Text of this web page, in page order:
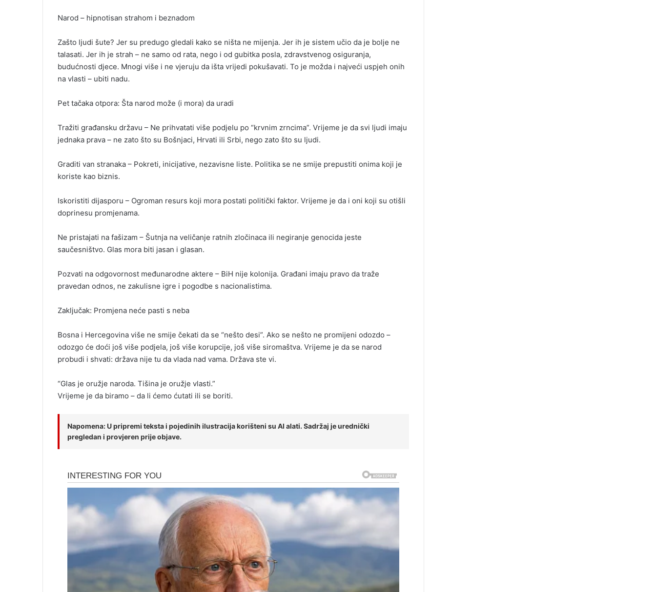
Narod – hipnotisan strahom i beznadom
Zašto ljudi šute? Jer su predugo gledali kako se ništa ne mijenja. Jer ih je sistem učio da je bolje ne
talasati. Jer ih je strah – ne samo od rata, nego i od gubitka posla, zdravstvenog osiguranja,
budućnosti djece. Mnogi više i ne vjeruju da išta vrijedi pokušavati. To je možda i najveći uspjeh onih
na vlasti – ubiti nadu.
Pet tačaka otpora: Šta narod može (i mora) da uradi
Tražiti građansku državu – Ne prihvatati više podjelu po “krvnim zrncima”. Vrijeme je da svi ljudi imaju
jednaka prava – ne zato što su Bošnjaci, Hrvati ili Srbi, nego zato što su ljudi.
Graditi van stranaka – Pokreti, inicijative, nezavisne liste. Politika se ne smije prepustiti onima koji je
koriste kao biznis.
Iskoristiti dijasporu – Ogroman resurs koji mora postati politički faktor. Vrijeme je da i oni koji su otišli
doprinesu promjenama.
Ne pristajati na fašizam – Šutnja na veličanje ratnih zločinaca ili negiranje genocida jeste
saučesništvo. Glas mora biti jasan i glasan.
Pozvati na odgovornost međunarodne aktere – BiH nije kolonija. Građani imaju pravo da traže
pravedan odnos, ne zakulisne igre i pogodbe s nacionalistima.
Zaključak: Promjena neće pasti s neba
Bosna i Hercegovina više ne smije čekati da se “nešto desi”. Ako se nešto ne promijeni odozdo –
odozgo će doći još više podjela, još više korupcije, još više siromaštva. Vrijeme je da se narod
probudi i shvati: država nije tu da vlada nad vama. Država ste vi.
“Glas je oružje naroda. Tišina je oružje vlasti.”
Vrijeme je da biramo – da li ćemo ćutati ili se boriti.
Napomena: U pripremi teksta i pojedinih ilustracija korišteni su AI alati. Sadržaj je urednički
pregledan i provjeren prije objave.